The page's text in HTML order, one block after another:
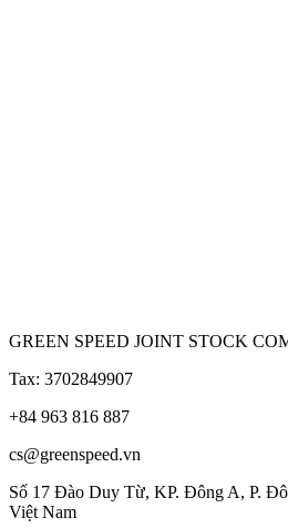
GREEN SPEED JOINT STOCK
Tax: 3702849907
+84 963 816 887
cs@greenspeed.vn
Số 17 Đào Duy Từ, KP. Đông A, P.
Việt Nam